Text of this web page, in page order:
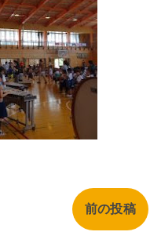
前の投稿